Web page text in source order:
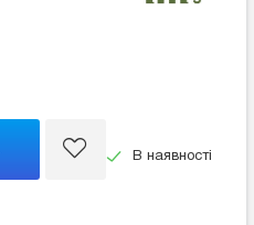
В наявності